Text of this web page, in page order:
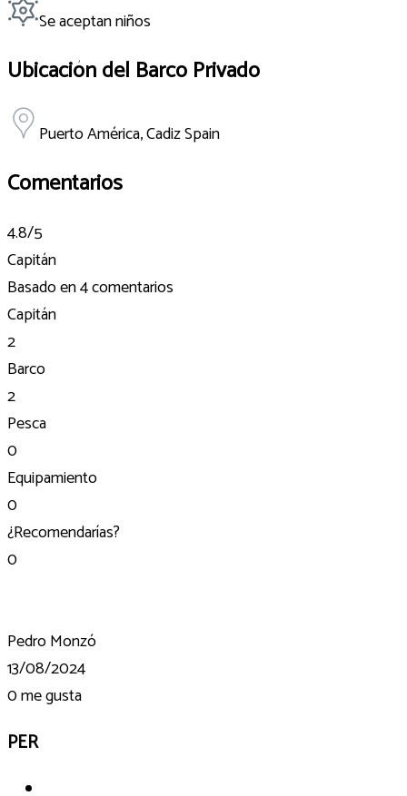
Se aceptan niños
Ubicación del Barco Privado
Puerto América, Cadiz Spain
Comentarios
4.8/5
Capitán
Basado en4 comentarios
Capitán
2
Barco
2
Pesca
0
Equipamiento
0
¿Recomendarías?
0
Pedro Monzó
13/08/2024
0me gusta
PER